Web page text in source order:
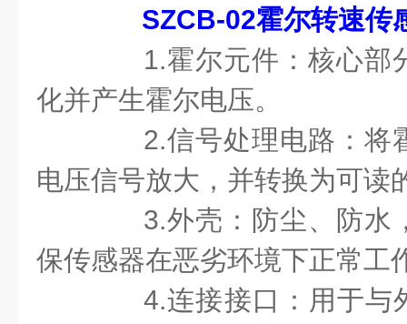
SZCB-02霍尔转速传
1.霍尔元件：核心部
化并产生霍尔电压。
2.信号处理电路：将
电压信号放大，并转换为可读
3.外壳：防尘、防水
保传感器在恶劣环境下正常工
4.连接接口：用于与